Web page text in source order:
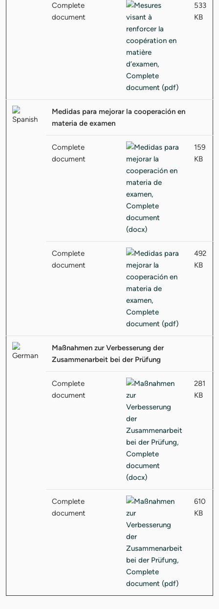
Complete
document
533
KB
Medidas para mejorar la cooperación en
materia de examen
Complete
document
159
KB
Complete
document
492
KB
Maßnahmen zur Verbesserung der
Zusammenarbeit bei der Prüfung
Complete
document
281
KB
Complete
document
610
KB